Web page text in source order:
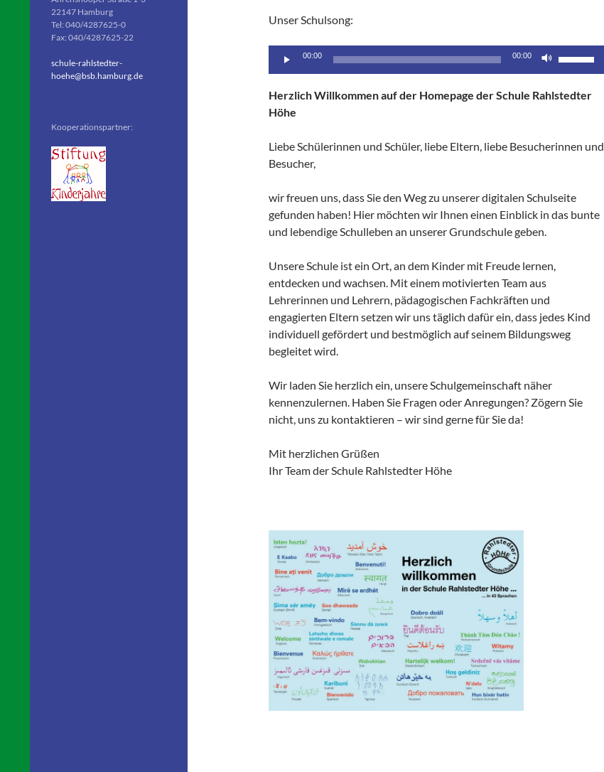
Unser Schulsong:
Audio-
00:00 00:00
Herzlich Willkommen auf der Homepage der Schule Rahlstedter
Höhe
Liebe Schülerinnen und Schüler, liebe Eltern, liebe Besucherinnen und
Besucher,
wir freuen uns, dass Sie den Weg zu unserer digitalen Schulseite
gefunden haben! Hier möchten wir Ihnen einen Einblick in das bunte
und lebendige Schulleben an unserer Grundschule geben.
Unsere Schule ist ein Ort, an dem Kinder mit Freude lernen,
entdecken und wachsen. Mit einem motivierten Team aus
Lehrerinnen und Lehrern, pädagogischen Fachkräften und
engagierten Eltern setzen wir uns täglich dafür ein, dass jedes Kind
individuell gefördert und bestmöglich auf seinem Bildungsweg
begleitet wird.
Wir laden Sie herzlich ein, unsere Schulgemeinschaft näher
kennenzulernen. Haben Sie Fragen oder Anregungen? Zögern Sie
nicht, uns zu kontaktieren – wir sind gerne für Sie da!
Mit herzlichen Grüßen
Ihr Team der Schule Rahlstedter Höhe
22147 Hamburg
Tel: 040/4287625-0
Fax: 040/4287625-22
schule-rahlstedter-
hoehe@bsb.hamburg.de
Kooperationspartner: